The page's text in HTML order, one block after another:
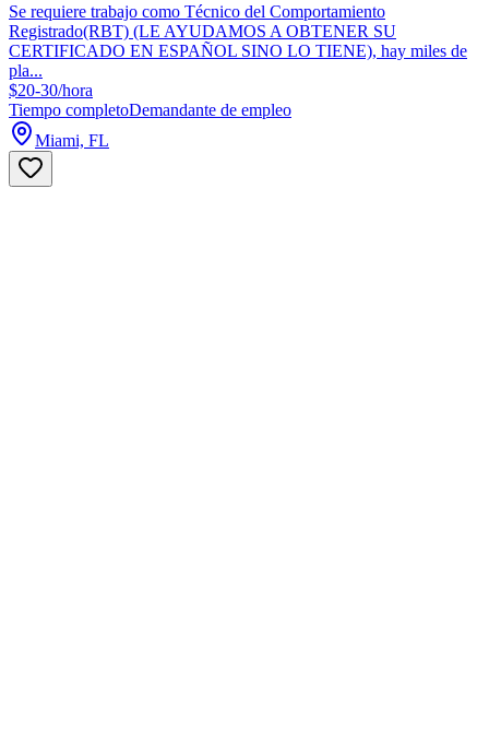
Se requiere trabajo como Técnico del Comportamiento
Registrado(RBT) (LE AYUDAMOS A OBTENER SU
CERTIFICADO EN ESPAÑOL SINO LO TIENE), hay miles de
pla...
$20-30/hora
Tiempo completoDemandante de empleo
Miami, FL